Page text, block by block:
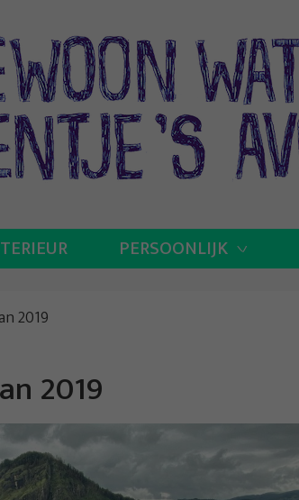
PERSOONLIJK
2019
2019